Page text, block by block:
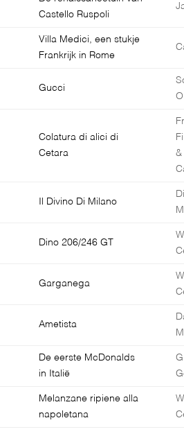
Castello Ruspoli
Villa Medici, een stukje
Frankrijk in Rome
Gucci
Colatura di alici di
Cetara
&
Il Divino Di Milano
Dino 206/246 GT
Garganega
Ametista
De eerste McDonalds
in Italië
Melanzane ripiene alla
napoletana